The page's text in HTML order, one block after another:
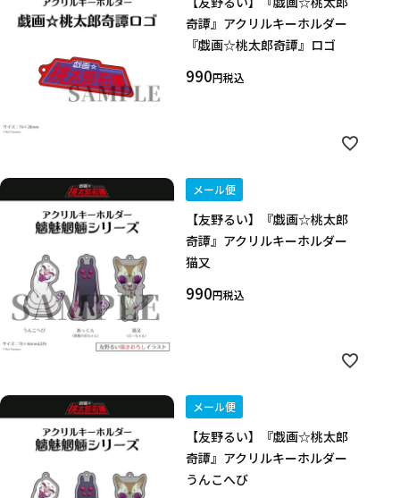
奇譚』アクリルキーホルダー
『戯画☆桃太郎奇譚』ロゴ
990 税込
メール便
【友野るい】『戯画☆桃太郎
奇譚』アクリルキーホルダー
猫又
990 税込
メール便
【友野るい】『戯画☆桃太郎
奇譚』アクリルキーホルダー
うんこへび
カテゴリ
価格
クリア 絞り込みする